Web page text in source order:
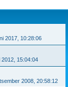
2017, 10:28:06
2012, 15:04:04
2008, 20:58:12